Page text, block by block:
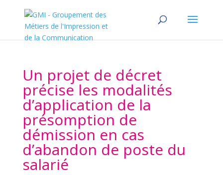
Un projet de décret
précise les modalités
d’application de la
présomption de
démission en cas
d’abandon de poste du
salarié